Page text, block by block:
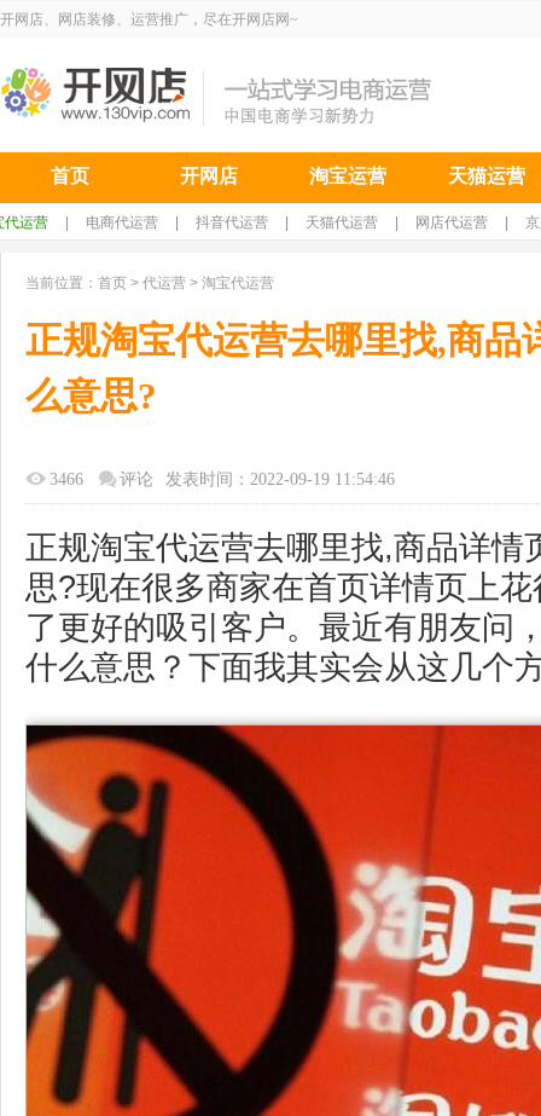
开网店、网店装修、运营推广，尽在开网店网~
首页 开网店 淘宝运营 天猫运营
代运营 电商代运营 抖音代运营 天猫代运营 网店代运营
当前位置： 首页 > 代运营 > 淘宝代运营
正规淘宝代运营去哪里找,商品
么意思?
3466 评论 发表时间：2022-09-19 11:54:46
正规淘宝代运营去哪里找,商品详情
思?现在很多商家在首页详情页上
了更好的吸引客户。最近有朋友问
什么意思？下面我其实会从这几个